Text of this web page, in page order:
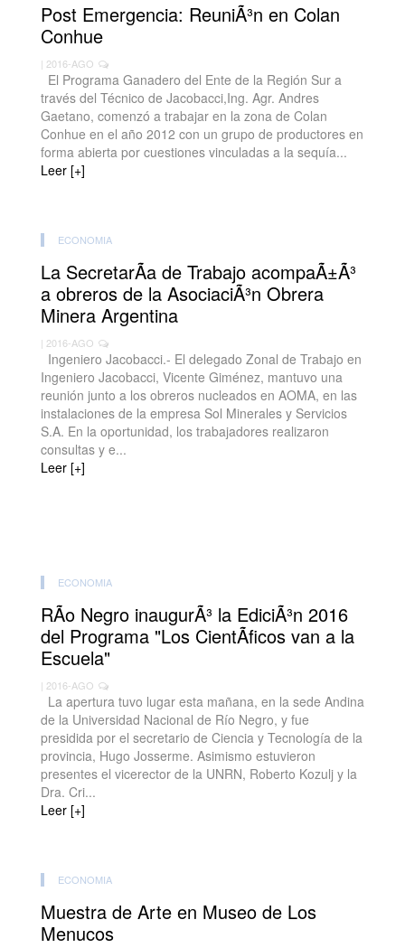
Post Emergencia: ReuniÃ³n en Colan
Conhue
| 2016-AGO
El Programa Ganadero del Ente de la Región Sur a
través del Técnico de Jacobacci,Ing. Agr. Andres
Gaetano, comenzó a trabajar en la zona de Colan
Conhue en el año 2012 con un grupo de productores en
forma abierta por cuestiones vinculadas a la sequía...
Leer [+]
ECONOMIA
La SecretarÃ­a de Trabajo acompaÃ±Ã³
a obreros de la AsociaciÃ³n Obrera
Minera Argentina
| 2016-AGO
Ingeniero Jacobacci.- El delegado Zonal de Trabajo en
Ingeniero Jacobacci, Vicente Giménez, mantuvo una
reunión junto a los obreros nucleados en AOMA, en las
instalaciones de la empresa Sol Minerales y Servicios
S.A. En la oportunidad, los trabajadores realizaron
consultas y e...
Leer [+]
ECONOMIA
RÃ­o Negro inaugurÃ³ la EdiciÃ³n 2016
del Programa "Los CientÃ­ficos van a la
Escuela"
| 2016-AGO
La apertura tuvo lugar esta mañana, en la sede Andina
de la Universidad Nacional de Río Negro, y fue
presidida por el secretario de Ciencia y Tecnología de la
provincia, Hugo Josserme. Asimismo estuvieron
presentes el vicerector de la UNRN, Roberto Kozulj y la
Dra. Cri...
Leer [+]
ECONOMIA
Muestra de Arte en Museo de Los
Menucos